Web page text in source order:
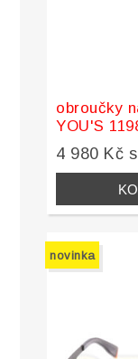
obroučky
YOU'S
4 980 Kč
novinka